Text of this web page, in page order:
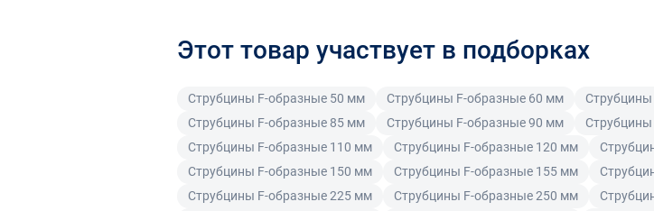
Этот товар участвует в подборках
Струбцины F-образные 50 мм Струбцины F-образные 60 мм
Струбцины F-образные 85 мм
Струбцины F-образные 90 мм
Струбцины F-образные 110 мм
Струбцины F-образные 120 мм
Струбцины F-образные 150 мм
Струбцины F-образные 155 мм
Струбцины F-образные 225 мм
Струбцины F-образные 250 мм